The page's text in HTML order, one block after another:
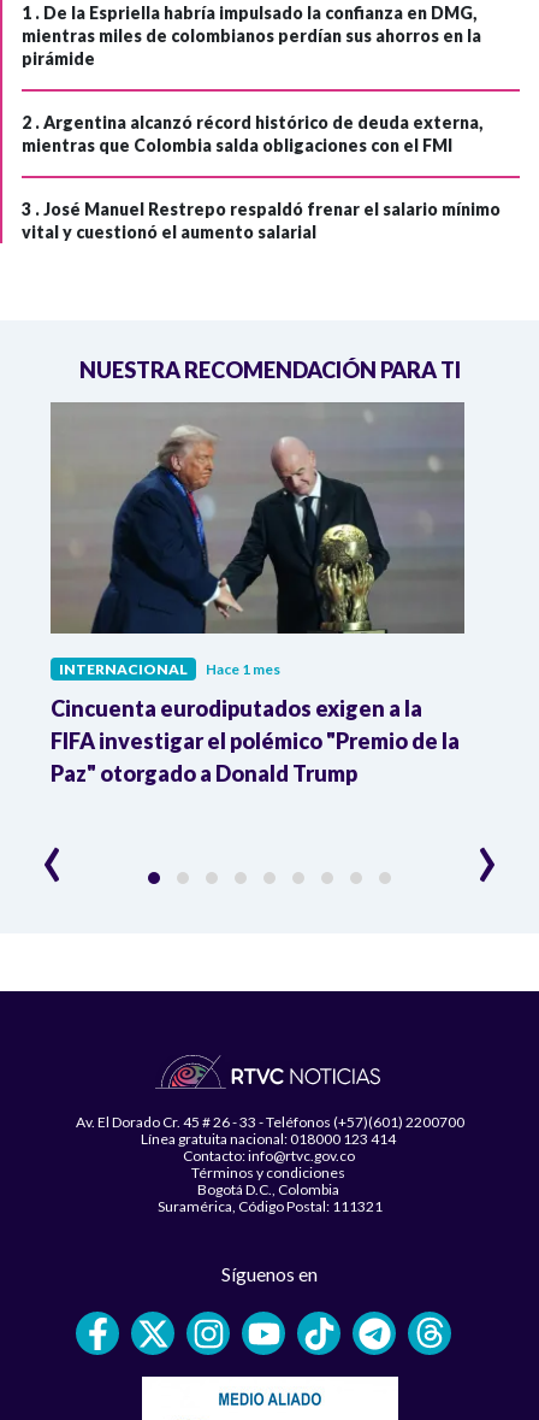
1 . De la Espriella habría impulsado la confianza en DMG,
mientras miles de colombianos perdían sus ahorros en la
pirámide
2 .Argentina alcanzó récord histórico de deuda externa,
mientras que Colombia salda obligaciones con el FMI
3 .José Manuel Restrepo respaldó frenar el salario mínimo
vital y cuestionó el aumento salarial
NUESTRA RECOMENDACIÓN PARA TI
INTERNACIONAL Hace 1 mes
Cincuenta eurodiputados exigen a la
FIFA investigar el polémico "Premio de la
Paz" otorgado a Donald Trump
‹ ›
Av. El Dorado Cr. 45 # 26 - 33 - Teléfonos (+57)(601) 2200700
Línea gratuita nacional: 018000 123 414
Contacto: info@rtvc.gov.co
Términos y condiciones
Bogotá D.C., Colombia
Suramérica, Código Postal: 111321
Síguenos en